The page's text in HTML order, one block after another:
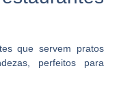
que servem pratos
perfeitos para